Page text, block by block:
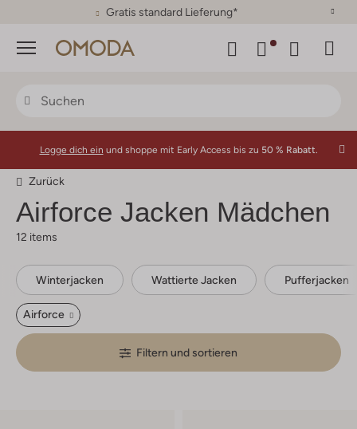
30 Tage Rückgaberecht
Menü
Logge dich ein und shoppe mit Early Access bis zu 50 % Rabatt.
Zurück
Airforce Jacken Mädchen
12 items
Winterjacken Wattierte Jacken Pufferjacken
Airforce
Filtern und sortieren